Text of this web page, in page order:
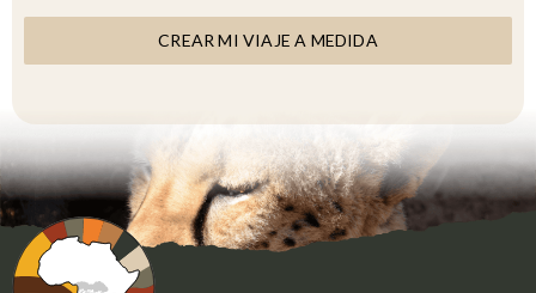
5
2
CREAR MI VIAJE A MEDIDA